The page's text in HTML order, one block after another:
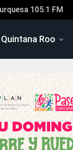
105.1 FM
Quintana Roo